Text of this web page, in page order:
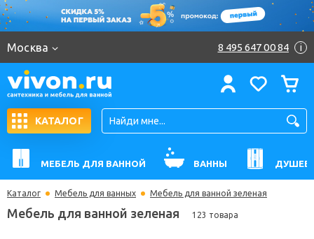
Москва 8 495 647 00 84 i
КАТАЛОГ
МЕБЕЛЬ ДЛЯ ВАННОЙ ВАННЫ
Каталог Мебель для ванных Мебель для ванной зеленая
Мебель для ванной зеленая 123 товара